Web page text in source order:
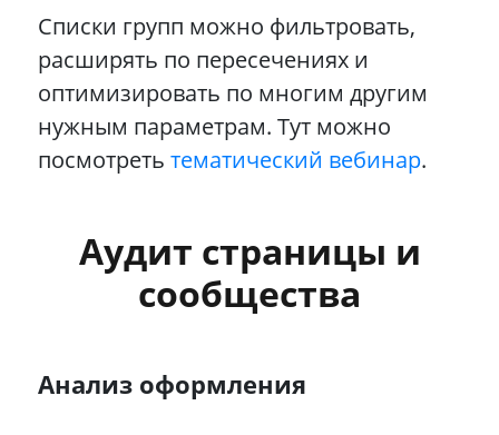
Списки групп можно фильтровать,
расширять по пересечениях и
оптимизировать по многим другим
нужным параметрам. Тут можно
посмотреть тематический вебинар.
Аудит страницы и
сообщества
Анализ оформления